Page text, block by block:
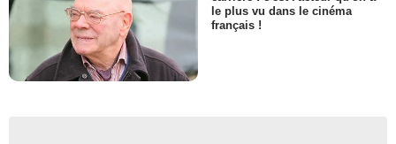
le plus vu dans le cinéma
français !